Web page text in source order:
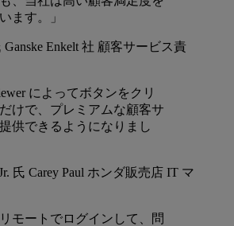
ます。」
Ganske Enkelt 社 顧客サービス責
によってボタンをクリ
けで、プレミアムな顧客サ
供できるようになりまし
氏 Carey Paul ホンダ販売店 IT マ
リモートでログインして、問